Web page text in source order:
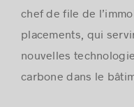
chef de file de
placements, qui
nouvelles
carbone dans le